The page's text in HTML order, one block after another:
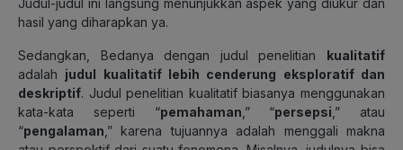
hasil yang diharapkan ya.
Sedangkan, Bedanya dengan judul penelitian kualitatif
adalah judul kualitatif lebih cenderung eksploratif dan
deskriptif. Judul penelitian kualitatif biasanya menggunakan
kata-kata seperti “pemahaman ,” “persepsi ,” atau
“pengalaman ,” karena tujuannya adalah menggali makna